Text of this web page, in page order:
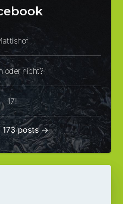
oder nicht?
17!
173 posts →